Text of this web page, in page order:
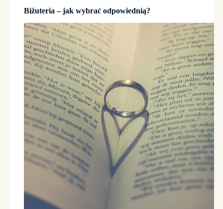
Biżuteria – jak wybrać odpowiednią?